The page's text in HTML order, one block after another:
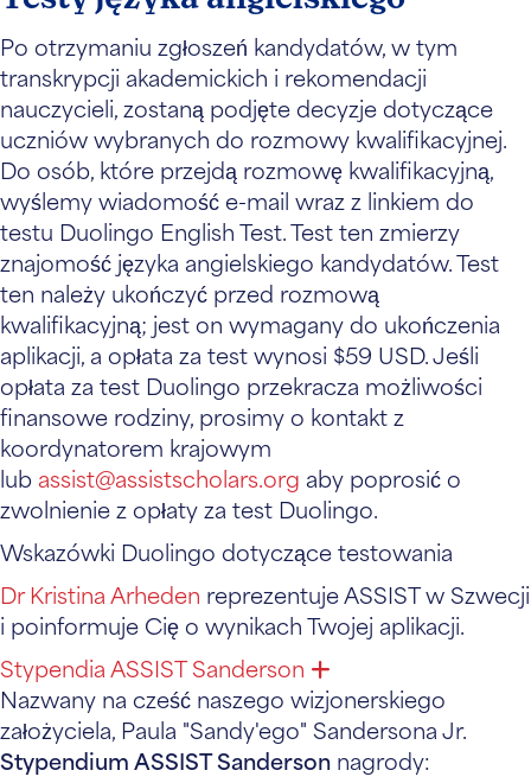
Po otrzymaniu zgłoszeń kandydatów, w tym
transkrypcji akademickich i rekomendacji
nauczycieli, zostaną podjęte decyzje dotyczące
uczniów wybranych do rozmowy kwalifikacyjnej.
Do osób, które przejdą rozmowę kwalifikacyjną,
wyślemy wiadomość e-mail wraz z linkiem do
testu Duolingo English Test. Test ten zmierzy
znajomość języka angielskiego kandydatów. Test
ten należy ukończyć przed rozmową
kwalifikacyjną; jest on wymagany do ukończenia
aplikacji, a opłata za test wynosi $59 USD. Jeśli
opłata za test Duolingo przekracza możliwości
finansowe rodziny, prosimy o kontakt z
koordynatorem krajowym
lub assist@assistscholars.org aby poprosić o
zwolnienie z opłaty za test Duolingo.
Wskazówki Duolingo dotyczące testowania
Dr Kristina Arheden reprezentuje ASSIST w Szwecji
i poinformuje Cię o wynikach Twojej aplikacji.
Stypendia ASSIST Sanderson
Nazwany na cześć naszego wizjonerskiego
założyciela, Paula "Sandy'ego" Sandersona Jr.
Stypendium ASSIST Sanderson nagrody: